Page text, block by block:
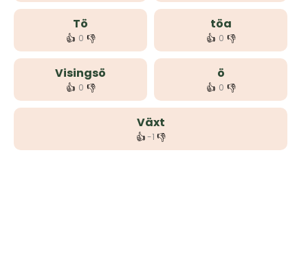
Tö
👍 0 👎
töa
👍 0 👎
Visingsö
👍 0 👎
ö
👍 0 👎
Växt
👍-1 👎